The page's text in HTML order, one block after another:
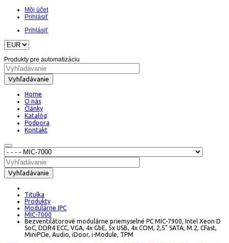
Môj účet
Prihlásiť
Prihlásiť
Produkty pre automatizáciu
Vyhľadávanie
Home
O nás
Články
Katalóg
Podpora
Kontakt
Vyhľadávanie
Titulka
Produkty
Modulárne IPC
MIC-7000
Bezventilátorové modulárne priemyselné PC MIC-7900, Intel Xeon D
SoC, DDR4 ECC, VGA, 4x GbE, 5x USB, 4x COM, 2,5" SATA, M.2, CFast,
MiniPCIe, Audio, iDoor, i-Module, TPM